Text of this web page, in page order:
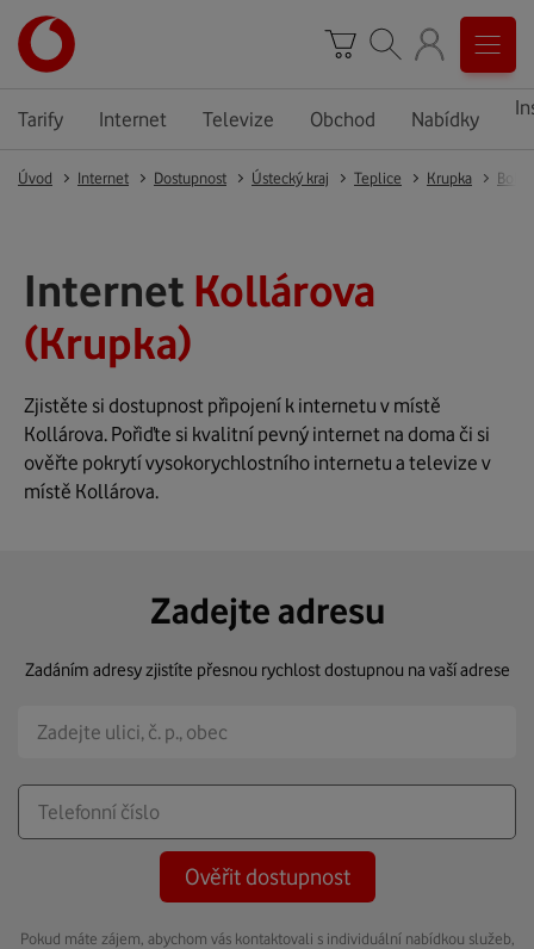
Tarify Internet Televize Obchod Nabídky
Úvod Internet Dostupnost Ústecký kraj Teplice Krupka
Internet Kollárova
(Krupka)
Zjistěte si dostupnost připojení k internetu v místě
Kollárova. Pořiďte si kvalitní pevný internet na doma či si
ověřte pokrytí vysokorychlostního internetu a televize v
místě Kollárova.
Zadejte adresu
Zadáním adresy zjistíte přesnou rychlost dostupnou na vaší adrese
Ověřit dostupnost
Pokud máte zájem, abychom vás kontaktovali s individuální nabídkou služeb,